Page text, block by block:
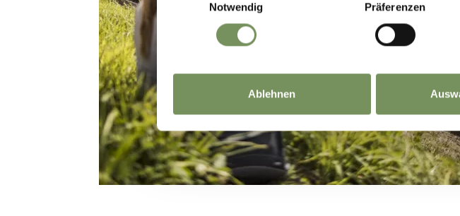
Notwendig
Präferenzen
Ablehnen